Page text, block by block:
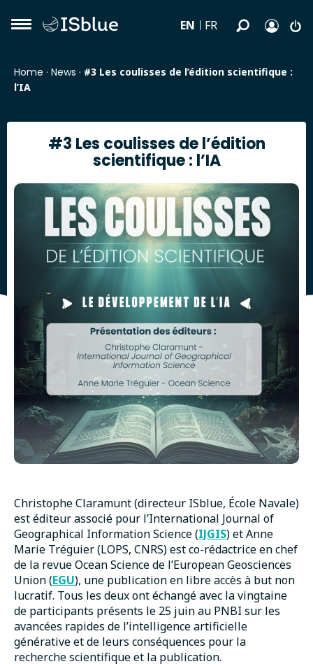
EN FR
Home · News · #3 Les coulisses de l’édition scientifique :
l’IA
#3 Les coulisses de l’édition
scientifique : l’IA
Christophe Claramunt (directeur ISblue, École Navale)
est éditeur associé pour l’International Journal of
Geographical Information Science (IJGIS) et Anne
Marie Tréguier (LOPS, CNRS) est co-rédactrice en chef
de la revue Ocean Science de l’European Geosciences
Union (EGU), une publication en libre accès à but non
lucratif. Tous les deux ont échangé avec la vingtaine
de participants présents le 25 juin au PNBI sur les
avancées rapides de l’intelligence artificielle
générative et de leurs conséquences pour la
recherche scientifique et la publication.